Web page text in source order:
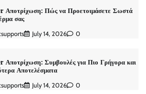
Αποτρίχωση: Πώς να Προετοιμάσετε Σωστά
σας
July 14, 2026 0
Αποτρίχωση: Συμβουλές για Πιο Γρήγορα και
Αποτελέσματα
July 14, 2026 0